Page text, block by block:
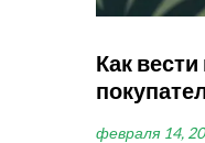
Как
февраля 14,